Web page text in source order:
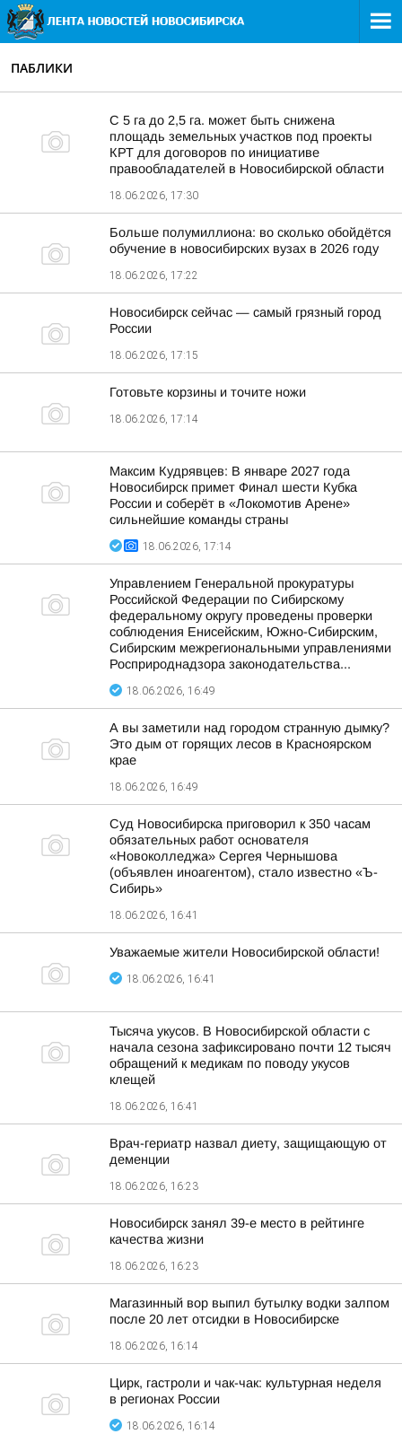
ПАБЛИКИ
С 5 га до 2,5 га. может быть снижена
площадь земельных участков под проекты
КРТ для договоров по инициативе
правообладателей в Новосибирской области
18.06.2026, 17:30
Больше полумиллиона: во сколько обойдётся
обучение в новосибирских вузах в 2026 году
18.06.2026, 17:22
Новосибирск сейчас — самый грязный город
России
18.06.2026, 17:15
Готовьте корзины и точите ножи
18.06.2026, 17:14
Максим Кудрявцев: В январе 2027 года
Новосибирск примет Финал шести Кубка
России и соберёт в «Локомотив Арене»
сильнейшие команды страны
18.06.2026, 17:14
Управлением Генеральной прокуратуры
Российской Федерации по Сибирскому
федеральному округу проведены проверки
соблюдения Енисейским, Южно-Сибирским,
Сибирским межрегиональными управлениями
Росприроднадзора законодательства...
18.06.2026, 16:49
А вы заметили над городом странную дымку?
Это дым от горящих лесов в Красноярском
крае
18.06.2026, 16:49
Суд Новосибирска приговорил к 350 часам
обязательных работ основателя
«Новоколледжа» Сергея Чернышова
(объявлен иноагентом), стало известно «Ъ-
Сибирь»
18.06.2026, 16:41
Уважаемые жители Новосибирской области!
18.06.2026, 16:41
Тысяча укусов. В Новосибирской области с
начала сезона зафиксировано почти 12 тысяч
обращений к медикам по поводу укусов
клещей
18.06.2026, 16:41
Врач-гериатр назвал диету, защищающую от
деменции
18.06.2026, 16:23
Новосибирск занял 39-е место в рейтинге
качества жизни
18.06.2026, 16:23
Магазинный вор выпил бутылку водки залпом
после 20 лет отсидки в Новосибирске
18.06.2026, 16:14
Цирк, гастроли и чак-чак: культурная неделя
в регионах России
18.06.2026, 16:14